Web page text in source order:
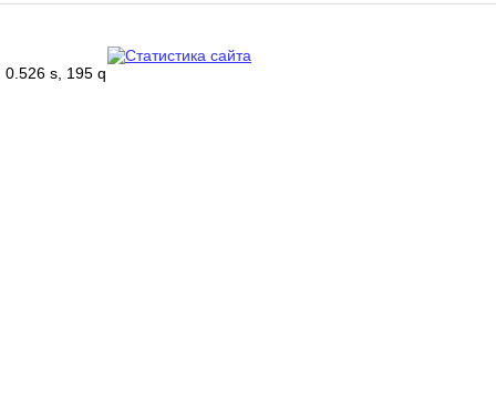
0.526 s, 195 q